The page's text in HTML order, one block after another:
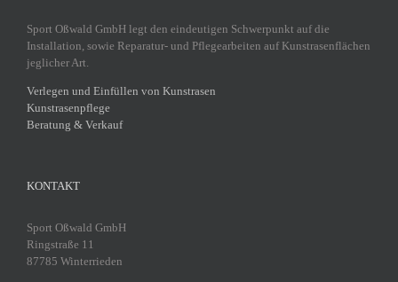
Sport Oßwald GmbH legt den eindeutigen Schwerpunkt auf die
Installation, sowie Reparatur- und Pflegearbeiten auf Kunstrasenflächen
jeglicher Art.
Verlegen und Einfüllen von Kunstrasen
Kunstrasenpflege
Beratung & Verkauf
KONTAKT
Sport Oßwald GmbH
Ringstraße 11
87785 Winterrieden